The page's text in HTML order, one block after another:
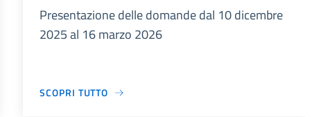
Presentazione delle domande dal 10 dicembre
2025 al 16 marzo 2026
SCOPRI TUTTO